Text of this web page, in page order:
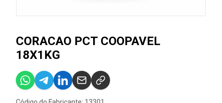
CORACAO PCT COOPAVEL
18X1KG